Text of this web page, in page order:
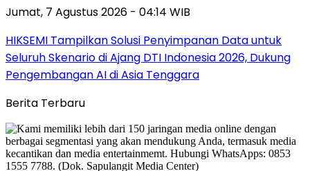
Jumat, 7 Agustus 2026 - 04:14 WIB
HIKSEMI Tampilkan Solusi Penyimpanan Data untuk
Seluruh Skenario di Ajang DTI Indonesia 2026, Dukung
Pengembangan AI di Asia Tenggara
Berita Terbaru